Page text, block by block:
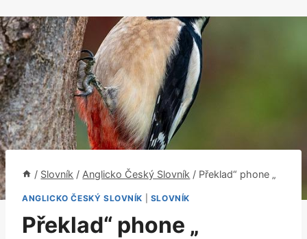
/ Slovník / Anglicko Český Slovník / Překlad“ phone „
ANGLICKO ČESKÝ SLOVNÍK SLOVNÍK
Překlad“ phone „